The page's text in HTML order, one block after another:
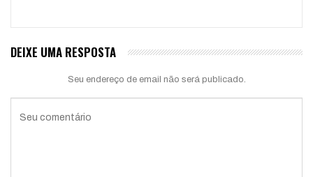
DEIXE UMA RESPOSTA
Seu endereço de email não será publicado.